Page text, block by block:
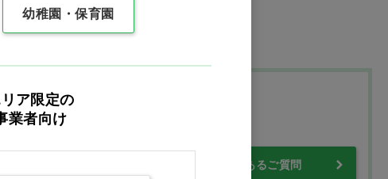
プ
よくあるご質問
幼稚園・保育園
ア限定の
業者向け